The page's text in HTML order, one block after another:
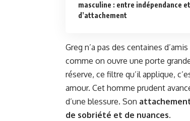
masculine : entre indépendance
d’attachement
Greg n’a pas des centaines
comme on ouvre une porte
réserve, ce filtre qu’il applique,
amour. Cet homme prudent
d’une blessure. Son
de sobriété et de nuances.